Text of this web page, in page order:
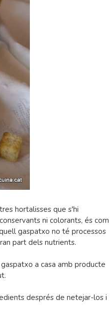
hortalisses que s'hi
ni colorants, és com
gaspatxo no té processos
part dels nutrients.
a casa amb producte
després de netejar-los i